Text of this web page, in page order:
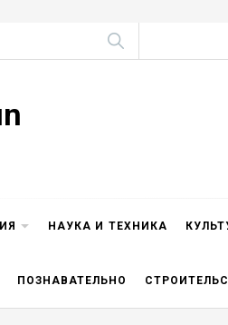
НАУКА И ТЕХНИКА
ПОЗНАВАТЕЛЬНО